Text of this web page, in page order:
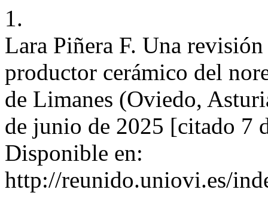
1.
Lara Piñera F. Una
productor cerámico del
de Limanes (Oviedo,
de junio de 2025 [citado 7
Disponible en:
http://reunido.uniovi.es/